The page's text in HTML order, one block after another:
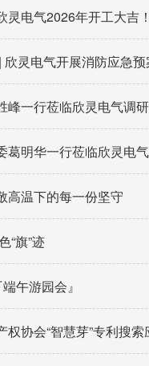
灵电气2026年开工大吉！
灵电气开展消防应急
峰一行莅临欣灵电气调
葛明华一行莅临欣灵电
高温下的每一份坚守
“旗”迹
午游园会』
权协会“智慧芽”专利搜